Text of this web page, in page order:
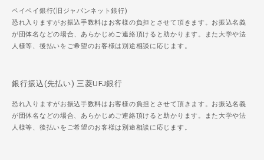
ペイペイ銀行(旧ジャパンネット銀行)
恐れ入りますがお振込手数料はお客様の負担とさせて頂きます。お振込名義
が団体名などの場合、あらかじめご連絡頂けると助かります。また大学や法
人様等、後払いをご希望のお客様は別途相談に応じます。
銀行振込(先払い) 三菱UFJ銀行
恐れ入りますがお振込手数料はお客様の負担とさせて頂きます。お振込名義
が団体名などの場合、あらかじめご連絡頂けると助かります。また大学や法
人様等、後払いをご希望のお客様は別途相談に応じます。